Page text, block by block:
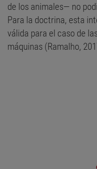
de los animales— no
Para la doctrina, esta
válida para el caso de
máquinas (Ramalho,